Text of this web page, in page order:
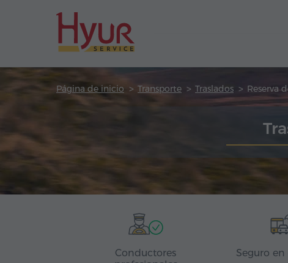
Página de inicio Transporte Traslados Reserva
Conductores
Seguro